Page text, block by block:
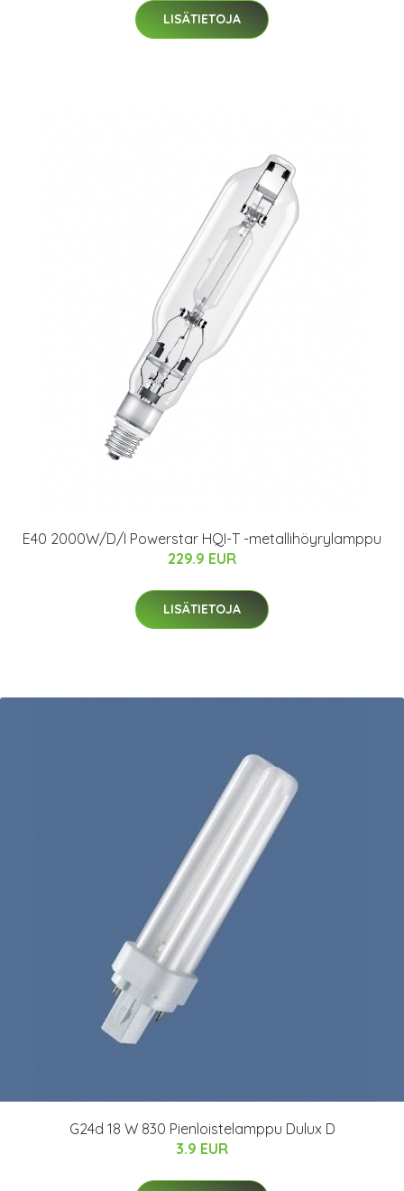
LISÄTIETOJA
E40 2000W/D/I Powerstar HQI-T -metallihöyrylamppu
229.9 EUR
LISÄTIETOJA
G24d 18 W 830 Pienloistelamppu Dulux D
3.9 EUR